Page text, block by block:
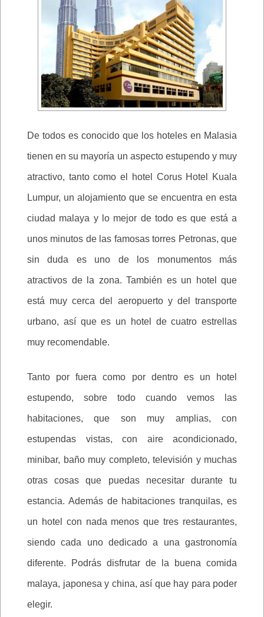
De todos es conocido que los hoteles en Malasia
tienen en su mayoría un aspecto estupendo y muy
atractivo, tanto como el hotel Corus Hotel Kuala
Lumpur, un alojamiento que se encuentra en esta
ciudad malaya y lo mejor de todo es que está a
unos minutos de las famosas torres Petronas, que
sin duda es uno de los monumentos más
atractivos de la zona. También es un hotel que
está muy cerca del aeropuerto y del transporte
urbano, así que es un hotel de cuatro estrellas
muy recomendable.
Tanto por fuera como por dentro es un hotel
estupendo, sobre todo cuando vemos las
habitaciones, que son muy amplias, con
estupendas vistas, con aire acondicionado,
minibar, baño muy completo, televisión y muchas
otras cosas que puedas necesitar durante tu
estancia. Además de habitaciones tranquilas, es
un hotel con nada menos que tres restaurantes,
siendo cada uno dedicado a una gastronomía
diferente. Podrás disfrutar de la buena comida
malaya, japonesa y china, así que hay para poder
elegir.